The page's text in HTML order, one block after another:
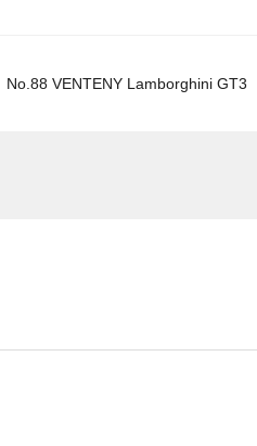
No.88 VENTENY Lamborghini GT3